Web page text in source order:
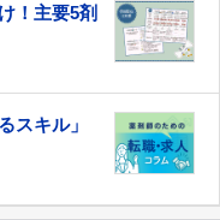
！主要5剤
スキル」